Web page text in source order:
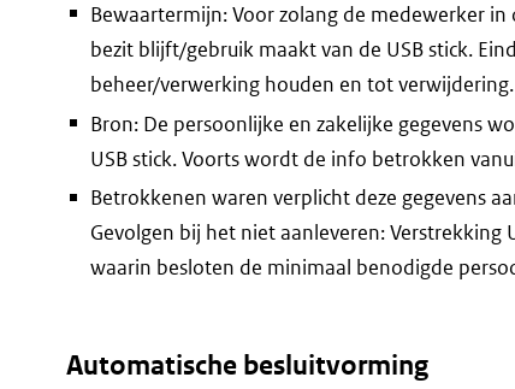
Bewaartermijn: Voor zolang de medewerker
bezit blijft/gebruik maakt van de USB stick.
beheer/verwerking houden en tot verwijdering.
Bron: De persoonlijke en zakelijke gegevens
USB stick. Voorts wordt de info betrokken
Betrokkenen waren verplicht deze gegevens
Gevolgen bij het niet aanleveren: Verstrekking
waarin besloten de minimaal benodigde
Automatische besluitvorming